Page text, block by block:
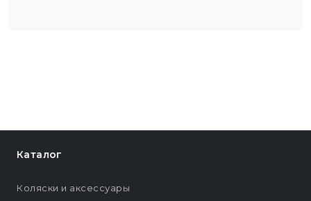
Каталог
Коляски и аксессуары